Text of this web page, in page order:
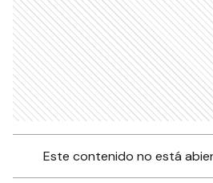
Este contenido no está